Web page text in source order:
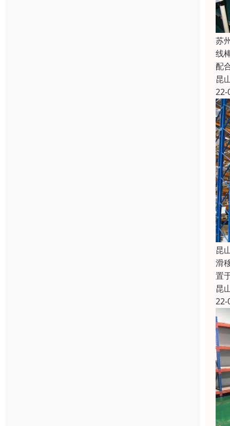
苏
线
配
昆
22-
昆
滑
置
昆
22-